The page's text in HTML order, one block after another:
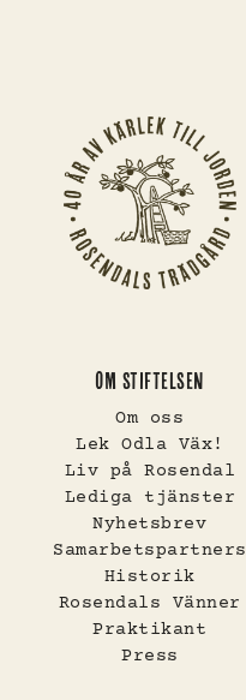
OM STIFTELSEN
Om oss
Lek Odla Väx!
Liv på Rosendal
Lediga tjänster
Nyhetsbrev
Samarbetspartners
Historik
Rosendals Vänner
Praktikant
Press